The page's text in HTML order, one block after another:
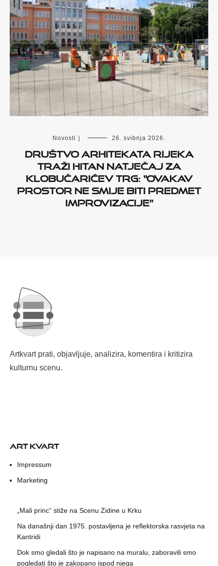
Novosti 26. svibnja 2026.
Društvo arhitekata Rijeka
traži hitan natječaj za
Klobučarićev trg: “Ovakav
prostor ne smije biti predmet
improvizacije”
Artkvart prati, objavljuje, analizira, komentira i kritizira
kulturnu scenu.
ART KVART
Impressum
Marketing
„Mali princ“ stiže na Scenu Zidine u Krku
Na današnji dan 1975. postavljena je reflektorska rasvjeta na
Kantridi
Dok smo gledali što je napisano na muralu, zaboravili smo
pogledati što je zakopano ispod njega